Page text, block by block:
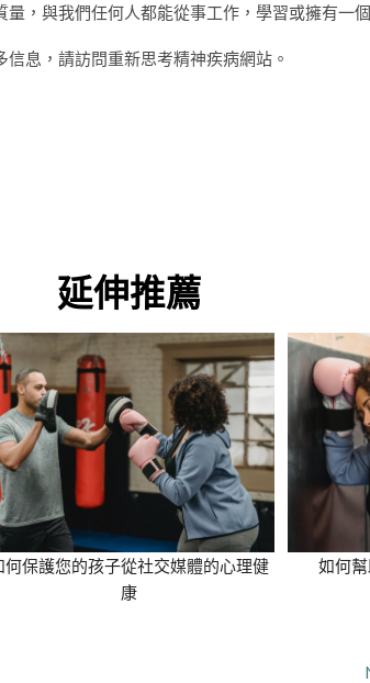
，與我們任何人都能從事工作，學習或擁有一
息，請訪問重新思考精神疾病網站。
延伸推薦
何保護您的孩子從社交媒體的心理健
康
如何